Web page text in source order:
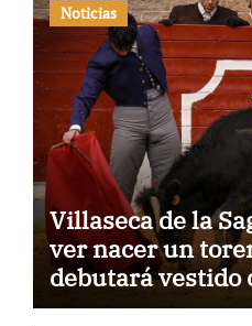
Noticias
Villaseca de la
ver nacer un
debutará vestido
pueblo